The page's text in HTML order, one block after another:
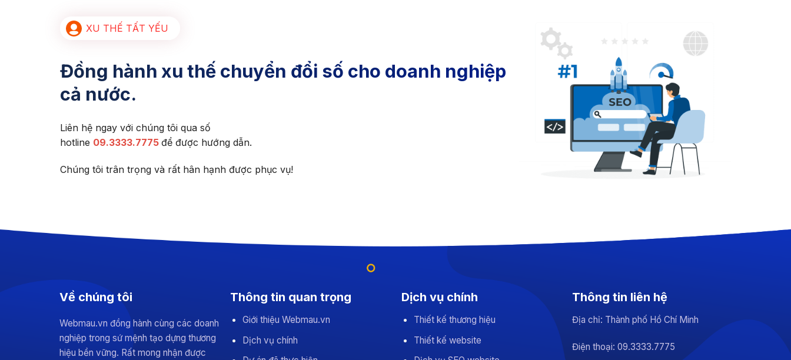
XU THẾ TẤT YẾU
Đồng hành xu thế chuyển đổi số cho doanh nghiệp
cả nước.
Liên hệ ngay với chúng tôi qua số
hotline 09.3333.7775 để được hướng dẫn.
Chúng tôi trân trọng và rất hân hạnh được phục vụ!
Về chúng tôi
Webmau.vn đồng hành cùng các doanh
nghiệp trong sứ mệnh tạo dựng thương
hiệu bền vững. Rất mong nhận được
Thông tin quan trọng
Giới thiệu Webmau.vn
Dịch vụ chính
Dịch vụ chính
Thiết kế thương hiệu
Thiết kế website
Thông tin liên hệ
Địa chỉ: Thành phố Hồ Chí Minh
Điện thoại: 09.3333.7775